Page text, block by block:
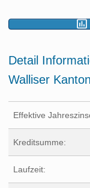
Detail
Walliser
Effektive
Kreditsumme:
Laufzeit: